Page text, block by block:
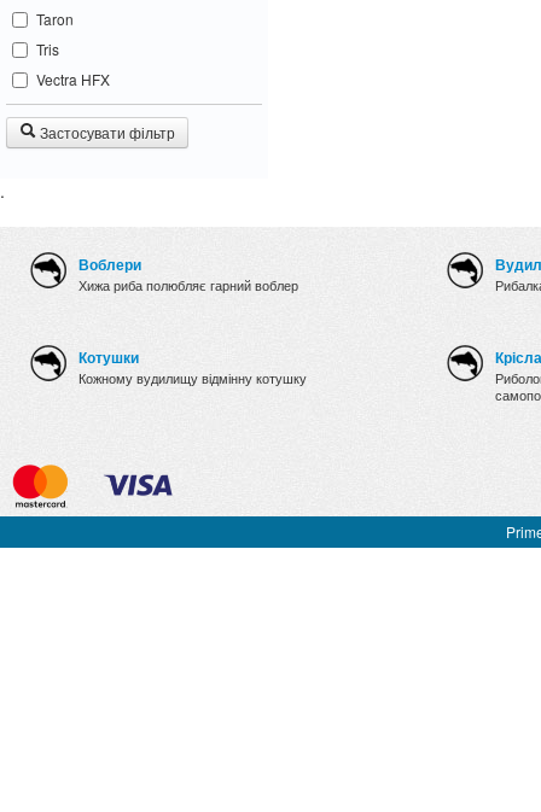
Taron
Tris
Vectra HFX
Застосувати фільтр
.
Воблери
Хижа риба полюбляє гарний воблер
Котушки
Кожному вудилищу відмінну котушку